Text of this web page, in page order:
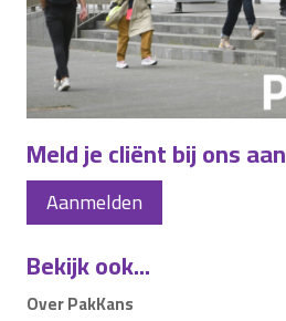
Meld je cliënt bij ons aan
Aanmelden
Bekijk ook...
Over PakKans